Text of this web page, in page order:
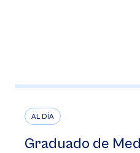
AL DÍA
Graduado de